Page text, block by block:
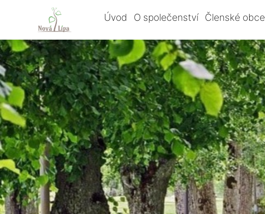
Úvod O společenství Členské obce